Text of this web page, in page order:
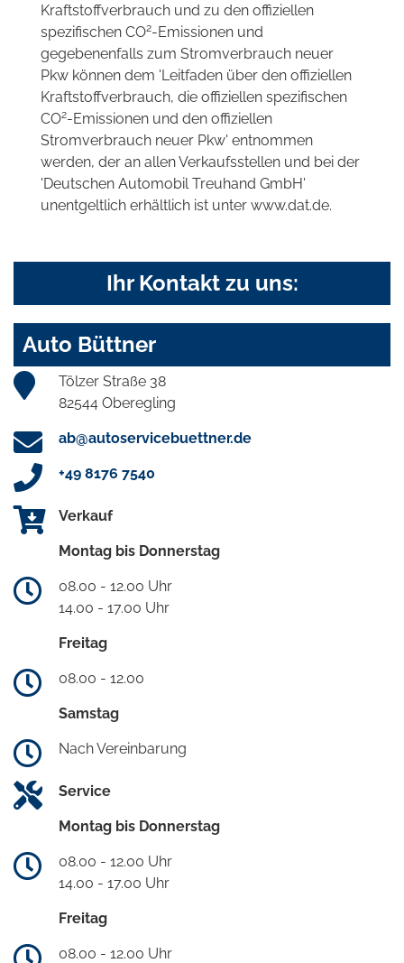
Kraftstoffverbrauch und zu den offiziellen
spezifischen CO2-Emissionen und
gegebenenfalls zum Stromverbrauch neuer
Pkw können dem 'Leitfaden über den offiziellen
Kraftstoffverbrauch, die offiziellen spezifischen
CO2-Emissionen und den offiziellen
Stromverbrauch neuer Pkw' entnommen
werden, der an allen Verkaufsstellen und bei der
'Deutschen Automobil Treuhand GmbH'
unentgeltlich erhältlich ist unter www.dat.de.
Ihr Kontakt zu uns:
Auto Büttner
Tölzer Straße 38
82544 Oberegling
ab@autoservicebuettner.de
+49 8176 7540
Verkauf
Montag bis Donnerstag
08.00 - 12.00 Uhr
14.00 - 17.00 Uhr
Freitag
08.00 - 12.00
Samstag
Nach Vereinbarung
Service
Montag bis Donnerstag
08.00 - 12.00 Uhr
14.00 - 17.00 Uhr
Freitag
08.00 - 12.00 Uhr